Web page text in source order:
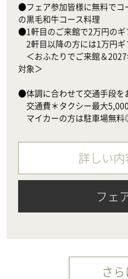
●フェア参加皆様に無料でコ
の黒毛和牛コース料理
●1軒目のご来館で2万円のギ
2軒目以降の方には1万円
＜おふたりでご来館＆
対象＞
●体調に合わせて交通手段を
交通費＊タクシー最大
マイカーの方は駐車場無
詳しい
フェ
さ